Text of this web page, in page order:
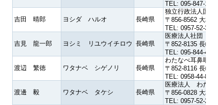
TEL: 095-847-1511
吉田 晴郎 ヨシダ ハルオ 長崎県
独立行政法人国
〒856-8562 大村
TEL: 0957-52-3121
吉見 龍一郎 ヨシミ リユウイチロウ 長崎県
医療法人社団 吉
〒852-8135 長崎
TEL: 095-844-4336
渡辺 繁徳 ワタナベ シゲノリ 長崎県
わたなべ耳鼻咽喉
〒852-8116 長崎
TEL: 0958-44-8733
渡邊 毅 ワタナベ タケシ 長崎県
医療法人 わたな
〒856-0828 大村
TEL: 0957-52-2003